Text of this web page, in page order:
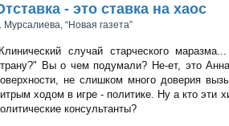
- это ставка на хаос
Мурсалиева, “Новая газета”
случай старческого
Вы о чем подумали? Не-ет, это
не слишком много доверия
ходом в игре - политике. Ну а кто эти
консультанты?